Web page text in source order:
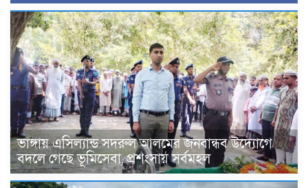
ভাঙ্গায় এসিল্যান্ড সদরুল আলমের জনবান্ধব উদ্যোগে
বদলে গেছে ভূমিসেবা, প্রশংসায় সর্বমহল